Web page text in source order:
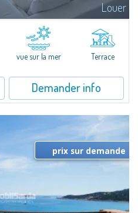
Louer
built residential complex
green areas, facing the renowned
by the Mediterranean maquis
vue sur la mer Terrace
Demander info
prix sur demande